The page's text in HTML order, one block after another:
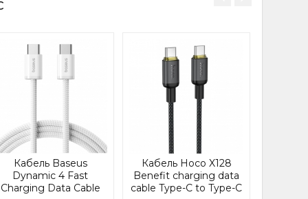
надёжность
зарядку и
данных между
удобно
быстро
объёмы
себе мощность,
— Hoco
C to Type-C
Кабель Baseus
Dynamic 4 Fast
Charging Data Cable
Кабель Hoco X128
Benefit charging data
cable Type-C to Type-C